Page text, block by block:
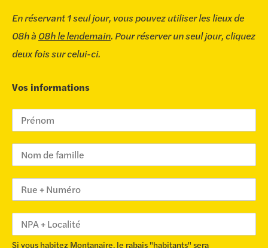
En réservant 1 seul jour, vous pouvez utiliser les lieux de
08h à 08h le lendemain. Pour réserver un seul jour, cliquez
deux fois sur celui-ci.
Vos informations
Si vous habitez Montanaire, le rabais "habitants" sera